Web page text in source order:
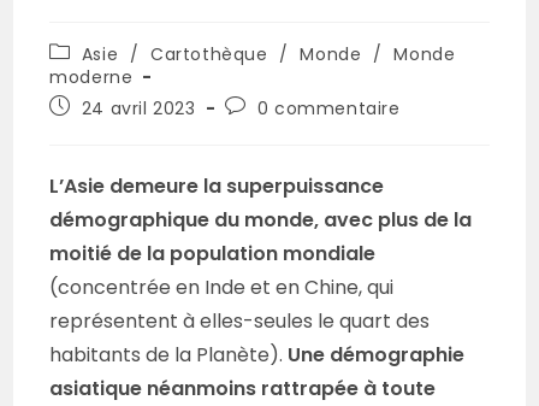
Asie / Cartothèque / Monde / Monde
moderne
24 avril 2023
0 commentaire
L’Asie demeure la superpuissance
démographique du monde, avec plus de la
moitié de la population mondiale
(concentrée en Inde et en Chine, qui
représentent à elles-seules le quart des
habitants de la Planète). Une démographie
asiatique néanmoins rattrapée à toute